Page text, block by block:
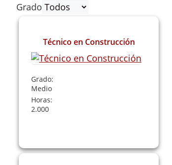
Grado
Técnico en Construcción
Grado:
Medio
Horas:
2.000